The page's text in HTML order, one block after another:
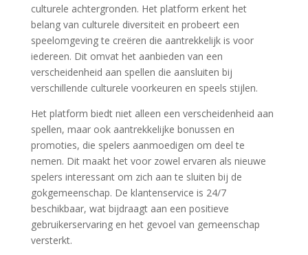
culturele achtergronden. Het platform erkent het
belang van culturele diversiteit en probeert een
speelomgeving te creëren die aantrekkelijk is voor
iedereen. Dit omvat het aanbieden van een
verscheidenheid aan spellen die aansluiten bij
verschillende culturele voorkeuren en speels stijlen.
Het platform biedt niet alleen een verscheidenheid aan
spellen, maar ook aantrekkelijke bonussen en
promoties, die spelers aanmoedigen om deel te
nemen. Dit maakt het voor zowel ervaren als nieuwe
spelers interessant om zich aan te sluiten bij de
gokgemeenschap. De klantenservice is 24/7
beschikbaar, wat bijdraagt aan een positieve
gebruikerservaring en het gevoel van gemeenschap
versterkt.